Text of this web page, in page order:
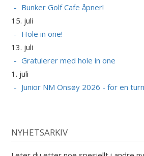
Bunker Golf Cafe åpner!
15. juli
Hole in one!
13. juli
Gratulerer med hole in one
1. juli
Junior NM Onsøy 2026 - for en
NYHETSARKIV